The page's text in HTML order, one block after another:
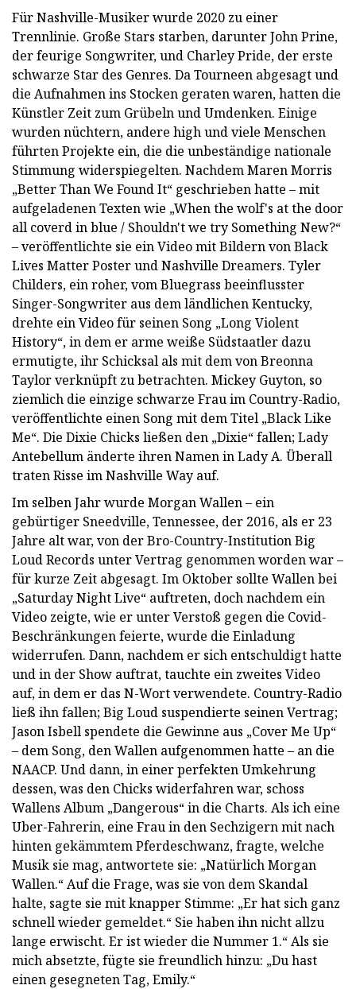
Für Nashville-Musiker wurde 2020 zu einer
Trennlinie. Große Stars starben, darunter John Prine,
der feurige Songwriter, und Charley Pride, der erste
schwarze Star des Genres. Da Tourneen abgesagt und
die Aufnahmen ins Stocken geraten waren, hatten die
Künstler Zeit zum Grübeln und Umdenken. Einige
wurden nüchtern, andere high und viele Menschen
führten Projekte ein, die die unbeständige nationale
Stimmung widerspiegelten. Nachdem Maren Morris
„Better Than We Found It“ geschrieben hatte – mit
aufgeladenen Texten wie „When the wolf's at the door
all coverd in blue / Shouldn't we try Something New?“
– veröffentlichte sie ein Video mit Bildern von Black
Lives Matter Poster und Nashville Dreamers. Tyler
Childers, ein roher, vom Bluegrass beeinflusster
Singer-Songwriter aus dem ländlichen Kentucky,
drehte ein Video für seinen Song „Long Violent
History“, in dem er arme weiße Südstaatler dazu
ermutigte, ihr Schicksal als mit dem von Breonna
Taylor verknüpft zu betrachten. Mickey Guyton, so
ziemlich die einzige schwarze Frau im Country-Radio,
veröffentlichte einen Song mit dem Titel „Black Like
Me“. Die Dixie Chicks ließen den „Dixie“ fallen; Lady
Antebellum änderte ihren Namen in Lady A. Überall
traten Risse im Nashville Way auf.
Im selben Jahr wurde Morgan Wallen – ein
gebürtiger Sneedville, Tennessee, der 2016, als er 23
Jahre alt war, von der Bro-Country-Institution Big
Loud Records unter Vertrag genommen worden war –
für kurze Zeit abgesagt. Im Oktober sollte Wallen bei
„Saturday Night Live“ auftreten, doch nachdem ein
Video zeigte, wie er unter Verstoß gegen die Covid-
Beschränkungen feierte, wurde die Einladung
widerrufen. Dann, nachdem er sich entschuldigt hatte
und in der Show auftrat, tauchte ein zweites Video
auf, in dem er das N-Wort verwendete. Country-Radio
ließ ihn fallen; Big Loud suspendierte seinen Vertrag;
Jason Isbell spendete die Gewinne aus „Cover Me Up“
– dem Song, den Wallen aufgenommen hatte – an die
NAACP. Und dann, in einer perfekten Umkehrung
dessen, was den Chicks widerfahren war, schoss
Wallens Album „Dangerous“ in die Charts. Als ich eine
Uber-Fahrerin, eine Frau in den Sechzigern mit nach
hinten gekämmtem Pferdeschwanz, fragte, welche
Musik sie mag, antwortete sie: „Natürlich Morgan
Wallen.“ Auf die Frage, was sie von dem Skandal
halte, sagte sie mit knapper Stimme: „Er hat sich ganz
schnell wieder gemeldet.“ Sie haben ihn nicht allzu
lange erwischt. Er ist wieder die Nummer 1.“ Als sie
mich absetzte, fügte sie freundlich hinzu: „Du hast
einen gesegneten Tag, Emily.“